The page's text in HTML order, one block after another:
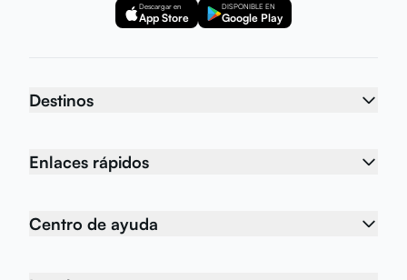
Descargar en
App Store
DISPONIBLE EN
Google Play
Destinos
Enlaces rápidos
Centro de ayuda